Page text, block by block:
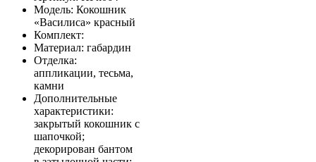
Модель: Кокошник
«Василиса» красный
Комплект:
Материал: габардин
Отделка:
аппликации, тесьма,
камни
Дополнительные
характеристики:
закрытый кокошник с
шапочкой;
декорирован бантом